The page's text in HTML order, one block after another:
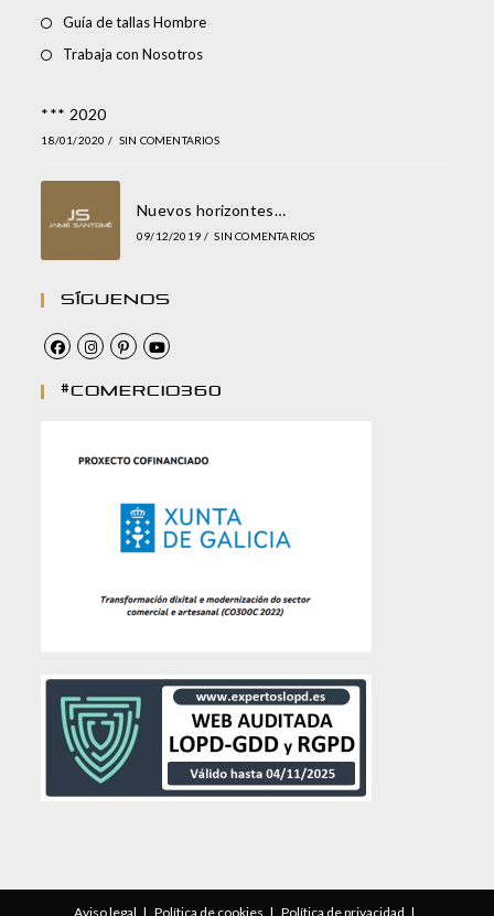
Guía de tallas Hombre
Trabaja con Nosotros
*** 2020
18/01/2020 / SIN COMENTARIOS
Nuevos horizontes…
09/12/2019 / SIN COMENTARIOS
Síguenos
#comercio360
Aviso legal Política de cookies Política de privacidad